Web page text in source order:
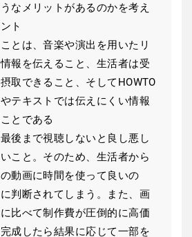
なメリットがあるのかを考え
ト
とは、音楽や演出を用いたリ
報を伝えること、生活者は受
取できること、そしてHOWTO
テキストでは伝えにくい情報
とである
後まで視聴しないと良し悪し
こと。そのため、生活者から
動画に時間を使って良いの
判断されてしまう。また、画
比べて制作費が圧倒的に高価
成したら結果に応じて一部を